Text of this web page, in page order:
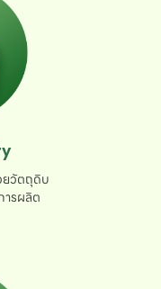
วัตถุดิบ
ารผลิต